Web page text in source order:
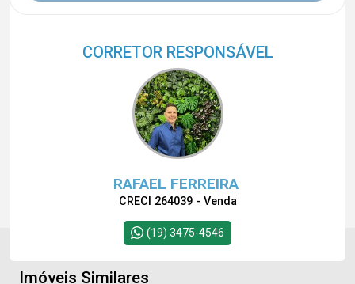
CORRETOR RESPONSÁVEL
RAFAEL FERREIRA
CRECI 264039 - Venda
(19) 3475-4546
Imóveis Similares